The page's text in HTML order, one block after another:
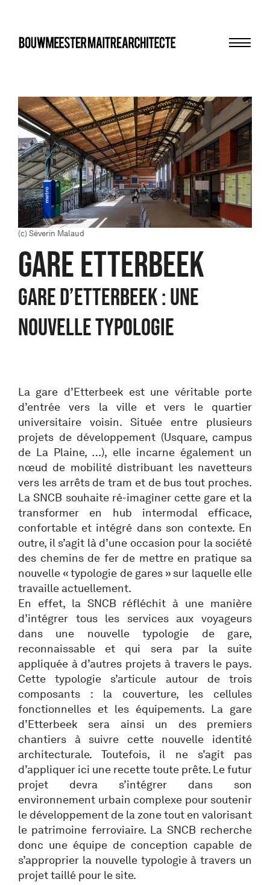
bma
(c) Séverin Malaud
GARE ETTERBEEK
GARE D’ETTERBEEK : UNE
NOUVELLE TYPOLOGIE
La gare d’Etterbeek est une véritable porte
d’entrée vers la ville et vers le quartier
universitaire voisin. Située entre plusieurs
projets de développement (Usquare, campus
de La Plaine, …), elle incarne également un
nœud de mobilité distribuant les navetteurs
vers les arrêts de tram et de bus tout proches.
La SNCB souhaite ré-imaginer cette gare et la
transformer en hub intermodal efficace,
confortable et intégré dans son contexte. En
outre, il s’agit là d’une occasion pour la société
des chemins de fer de mettre en pratique sa
nouvelle « typologie de gares » sur laquelle elle
travaille actuellement.
En effet, la SNCB réfléchit à une manière
d’intégrer tous les services aux voyageurs
dans une nouvelle typologie de gare,
reconnaissable et qui sera par la suite
appliquée à d’autres projets à travers le pays.
Cette typologie s’articule autour de trois
composants : la couverture, les cellules
fonctionnelles et les équipements. La gare
d’Etterbeek sera ainsi un des premiers
chantiers à suivre cette nouvelle identité
architecturale. Toutefois, il ne s’agit pas
d’appliquer ici une recette toute prête. Le futur
projet devra s’intégrer dans son
environnement urbain complexe pour soutenir
le développement de la zone tout en valorisant
le patrimoine ferroviaire. La SNCB recherche
donc une équipe de conception capable de
s’approprier la nouvelle typologie à travers un
projet taillé pour le site.